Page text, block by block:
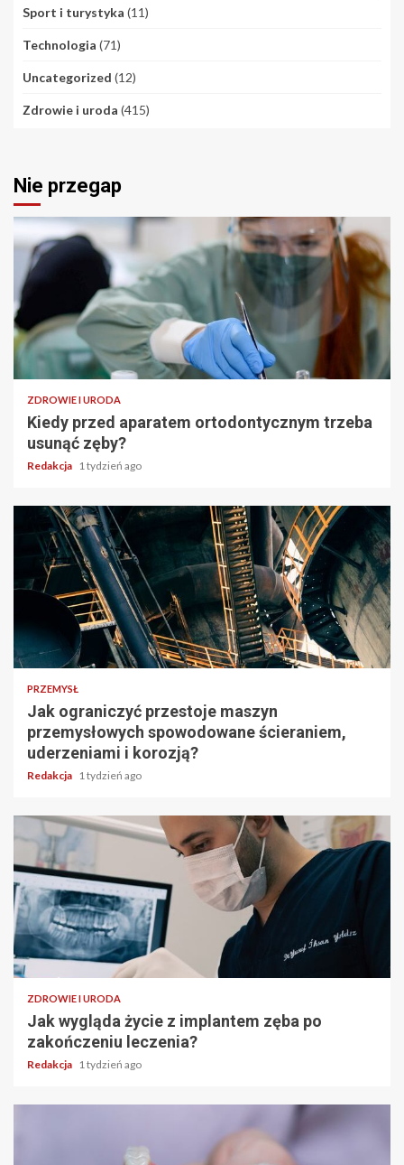
Sport i turystyka (11)
Technologia (71)
Uncategorized (12)
Zdrowie i uroda (415)
Nie przegap
ZDROWIE I URODA
Kiedy przed aparatem ortodontycznym trzeba
usunąć zęby?
Redakcja 1 tydzień ago
PRZEMYSŁ
Jak ograniczyć przestoje maszyn
przemysłowych spowodowane ścieraniem,
uderzeniami i korozją?
Redakcja 1 tydzień ago
ZDROWIE I URODA
Jak wygląda życie z implantem zęba po
zakończeniu leczenia?
Redakcja 1 tydzień ago